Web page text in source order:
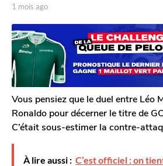
1
m
o
i
s
a
g
o
p
r
T
o
m
G
a
l
e
r
o
n
1 mois ago
i
s
g
o
Vous pensiez que le duel entre Léo
Ronaldo pour décerner le titre de
C’était sous-estimer la contre-
À lire aussi : C’est officiel : on